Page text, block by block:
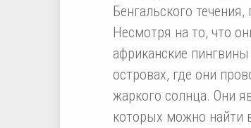
Бенгальского
Несмотря на то, что
африканские
островах, где они
жаркого солнца. Они
которых можно найти